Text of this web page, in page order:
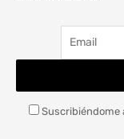
Suscribiéndome